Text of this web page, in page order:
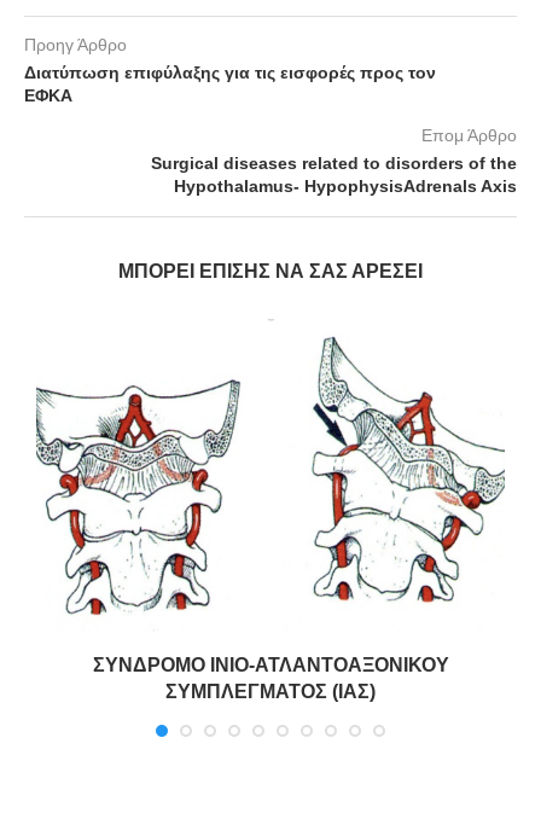
Προηγ Άρθρο
Διατύπωση επιφύλαξης για τις εισφορές προς τον
ΕΦΚΑ
Επομ Άρθρο
Surgical diseases related to disorders of the
Hypothalamus- HypophysisAdrenals Axis
ΜΠΟΡΕΊ ΕΠΊΣΗΣ ΝΑ ΣΑΣ ΑΡΈΣΕΙ
ΣΥΝΔΡΟΜΟ ΙΝΙΟ-ΑΤΛΑΝΤΟΑΞΟΝΙΚΟΥ
ΣΥΜΠΛΕΓΜΑΤΟΣ (ΙΑΣ)